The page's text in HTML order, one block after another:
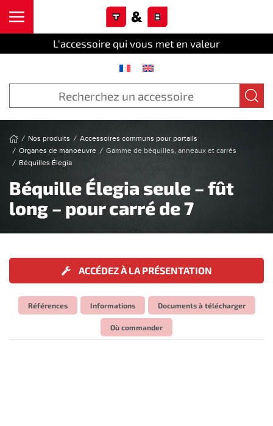
L'accessoire qui vous met en valeur
Nos produits
Accessoires communs pour portails
Organes de manoeuvre
Gamme de béquilles, anneaux et carrés
Béquilles Élegia
Béquille Élegia seule – fût
long – pour carré de 7
ACCÉDEZ À LA PRÉSENTATION
Références Informations Documents à télécharger
Où commander
Cookies management panel